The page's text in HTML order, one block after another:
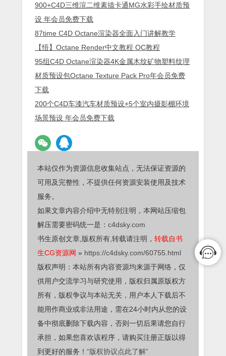
900+C4D三维渲二维素描卡通MG水彩手绘材质预
设 年会员免费下载
87time C4D Octane渲染器全面入门讲解教学
【悟】Octane Render中文教程 OC教程
95组C4D Octane渲染器4K金属木纹矿物塑料纹理
材质预设包Octane Texture Pack Pro年会员免费
下载
200个C4D车漆汽车材质预设+5个室内摄影棚环境
场景预设 年会员免费下载
本站仅作为资源信息收集站点，无法保证资源的
可用及完整性，不提供任何资源安装使用及技术
服务。
如果文章内容介绍中无特别注明，本网站压缩包
解压需要密码统一是： c4dsky.com
书生原创文章,版权所有,转载请注明， 转载自书
生CG资源网 » https://c4dsky.com/60755.html
版权声明：本站所有内容资源均来源于网络，仅
供用户交流学习与研究使用，版权归属原版权方
所有，版权争议与本站无关，用户本人下载后不
能用作商业或非法用途，需在24小时内从您的设
备中彻底删除下载内容，否则一切后果请您自行
承担，如果您喜欢该程序，请购买注册正版以得
到更好的服务！ “版权协议点此了解”